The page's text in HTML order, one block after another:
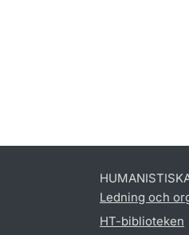
Ledning och
HT-biblioteken